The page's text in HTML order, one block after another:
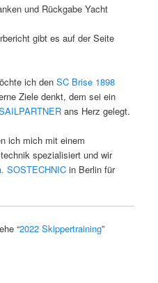
und Rückgabe Yacht
gibt es auf der Seite
ich denSC Brise 1898
Ziele denkt, dem sei ein
ans Herz gelegt.
ich mich mit einem
spezialisiert und wir
SOSTECHNIC in Berlin für
“2022 Skippertraining”